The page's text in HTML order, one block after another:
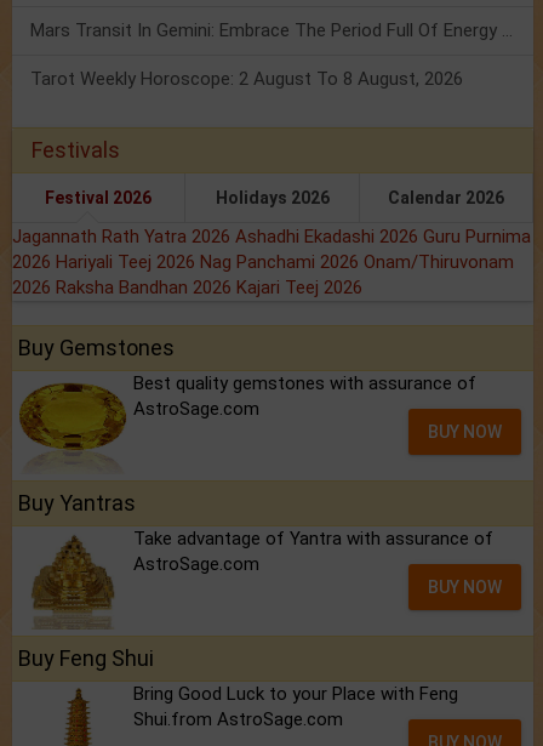
Mars Transit In Gemini: Embrace The Period Full Of Energy & Intelligence
Tarot Weekly Horoscope: 2 August To 8 August, 2026
Festivals
Festival 2026 Holidays 2026 Calendar 2026
Jagannath Rath Yatra 2026 Ashadhi Ekadashi 2026 Guru Purnima
2026 Hariyali Teej 2026 Nag Panchami 2026 Onam/Thiruvonam
2026 Raksha Bandhan 2026 Kajari Teej 2026
Buy Gemstones
Best quality gemstones with assurance of
AstroSage.com
BUY NOW
Buy Yantras
Take advantage of Yantra with assurance of
AstroSage.com
BUY NOW
Buy Feng Shui
Bring Good Luck to your Place with Feng
Shui.from AstroSage.com